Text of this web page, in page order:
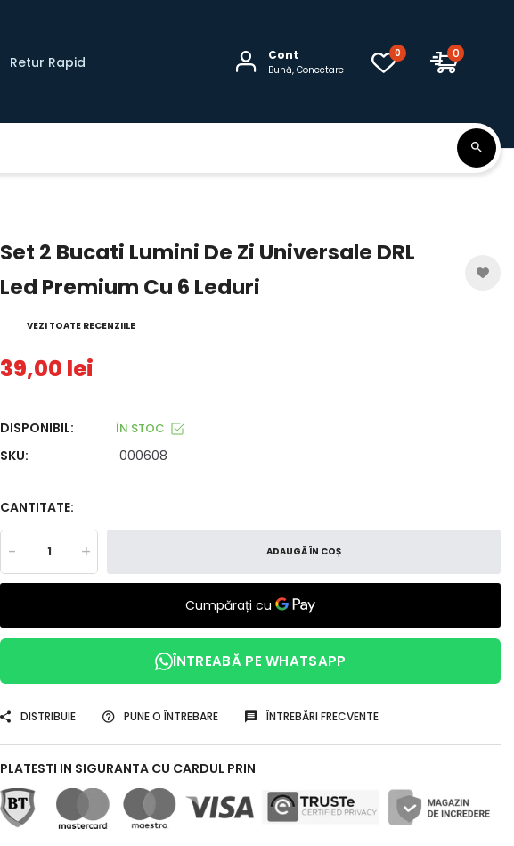
Retur Rapid Cont
Bună, Conectare
0 0
Set 2 Bucati Lumini De Zi Universale DRL
Led Premium Cu 6 Leduri
VEZI TOATE RECENZIILE
39,00 lei
DISPONIBIL: ÎN STOC
SKU: 000608
CANTITATE:
- + ADAUGĂ ÎN COȘ
ÎNTREABĂ PE WHATSAPP
DISTRIBUIE PUNE O ÎNTREBARE ÎNTREBĂRI FRECVENTE
PLATESTI IN SIGURANTA CU CARDUL PRIN